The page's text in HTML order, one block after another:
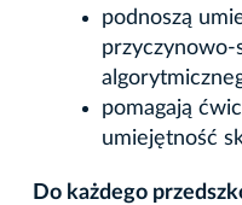
podnoszą
przyczynowo-
pomagają
umiejętność
Do każdego